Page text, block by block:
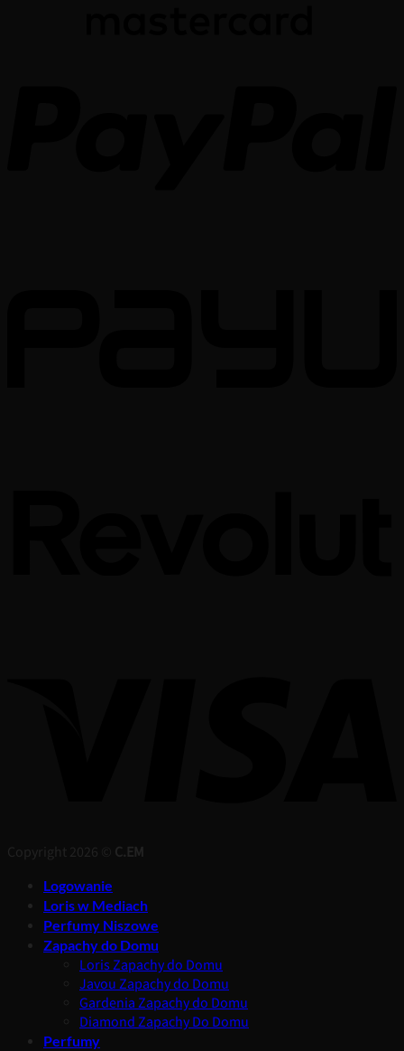
Copyright 2026 © C.EM
Logowanie
Loris w Mediach
Perfumy Niszowe
Zapachy do Domu
Loris Zapachy do Domu
Javou Zapachy do Domu
Gardenia Zapachy do Domu
Diamond Zapachy Do Domu
Perfumy